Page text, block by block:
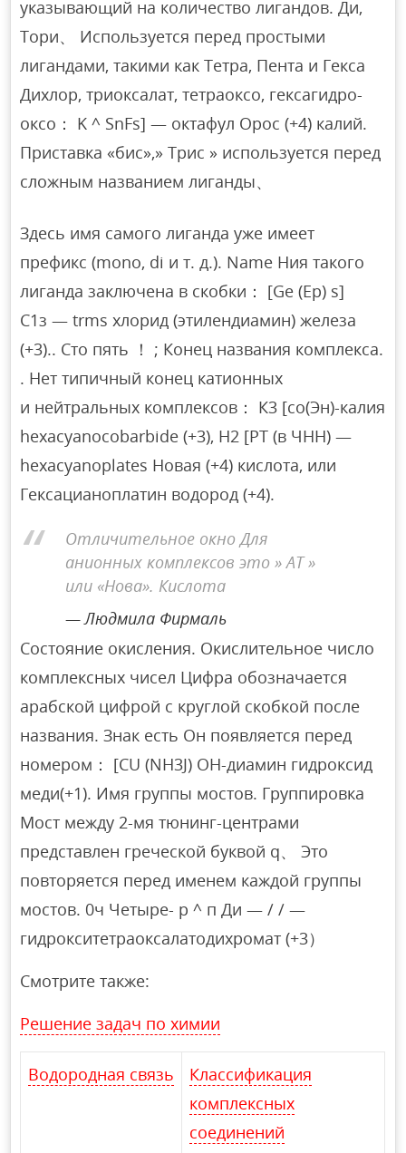
указывающий на количество лигандов. Ди,
Тори、 Используется перед простыми
лигандами, такими как Тетра, Пента и Гекса
Дихлор, триоксалат, тетраоксо, гексагидро-
оксо： K ^ SnFs] — октафул Орос (+4) калий.
Приставка «бис»,» Трис » используется перед
сложным названием лиганды、
Здесь имя самого лиганда уже имеет
префикс (mono, di и т. д.). Name Ния такого
лиганда заключена в скобки： [Ge (Ep) s]
С1з — trms хлорид (этилендиамин) железа
(+3).. Сто пять ！ ; Конец названия комплекса.
. Нет типичный конец катионных
и нейтральных комплексов： К3 [со(Эн)-калия
hexacyanocobarbide (+3), Н2 [PT (в ЧНН) —
hexacyanoplates Новая (+4) кислота, или
Гексацианоплатин водород (+4).
Отличительное окно Для
анионных комплексов это » АТ »
или «Нова». Кислота
Людмила Фирмаль
Состояние окисления. Окислительное число
комплексных чисел Цифра обозначается
арабской цифрой с круглой скобкой после
названия. Знак есть Он появляется перед
номером： [CU (NH3J) OH-диамин гидроксид
меди(+1). Имя группы мостов. Группировка
Мост между 2-мя тюнинг-центрами
представлен греческой буквой q、 Это
повторяется перед именем каждой группы
мостов. 0ч Четыре- р ^ п Ди — / / —
гидрокситетраоксалатодихромат (+3）
Смотрите также:
Решение задач по химии
Водородная связь
Классификация
комплексных
соединений